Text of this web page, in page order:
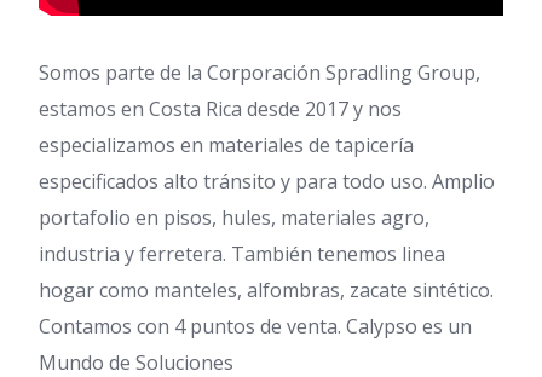
Somos parte de la Corporación Spradling Group,
estamos en Costa Rica desde 2017 y nos
especializamos en materiales de tapicería
especificados alto tránsito y para todo uso. Amplio
portafolio en pisos, hules, materiales agro,
industria y ferretera. También tenemos linea
hogar como manteles, alfombras, zacate sintético.
Contamos con 4 puntos de venta. Calypso es un
Mundo de Soluciones